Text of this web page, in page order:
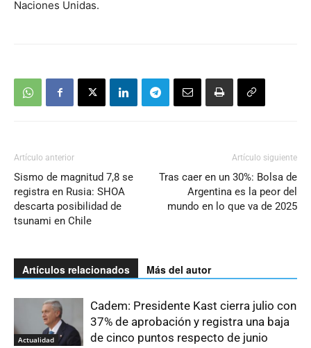
Naciones Unidas.
Artículo anterior
Sismo de magnitud 7,8 se
registra en Rusia: SHOA
descarta posibilidad de
tsunami en Chile
Artículo siguiente
Tras caer en un 30%: Bolsa de
Argentina es la peor del
mundo en lo que va de 2025
Artículos relacionados Más del autor
Actualidad
Cadem: Presidente Kast cierra julio con
37% de aprobación y registra una baja
de cinco puntos respecto de junio